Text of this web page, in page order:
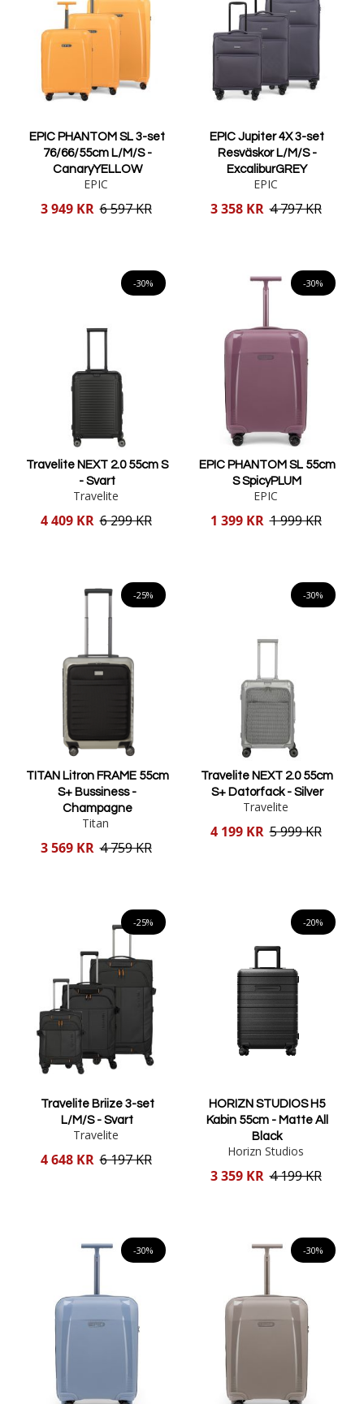
EPIC PHANTOM SL 3-set
76/66/55cm L/M/S -
CanaryYELLOW
EPIC
Reducerat
3 949 KR 6 597 KR
EPIC Jupiter 4X 3-set
Resväskor L/M/S -
ExcaliburGREY
EPIC
Reducerat
3 358 KR 4 797 KR
-30%
Travelite NEXT 2.0 55cm S
- Svart
Travelite
Reducerat
4 409 KR 6 299 KR
-30%
EPIC PHANTOM SL 55cm
S SpicyPLUM
EPIC
Reducerat
1 399 KR 1 999 KR
-25%
TITAN Litron FRAME 55cm
S+ Bussiness -
Champagne
Titan
Reducerat
3 569 KR 4 759 KR
-30%
Travelite NEXT 2.0 55cm
S+ Datorfack - Silver
Travelite
Reducerat
4 199 KR 5 999 KR
-25%
Travelite Briize 3-set
L/M/S - Svart
Travelite
Reducerat
4 648 KR 6 197 KR
-20%
HORIZN STUDIOS H5
Kabin 55cm - Matte All
Black
Horizn Studios
Reducerat
3 359 KR 4 199 KR
-30% -30%